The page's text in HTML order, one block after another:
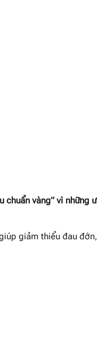
vàng” vì những
giảm thiểu đau đớn,